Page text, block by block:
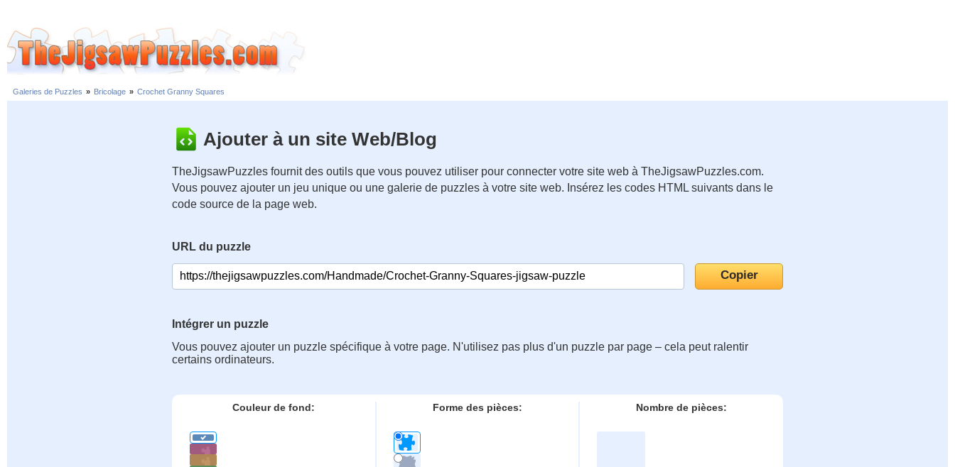
Galeries de Puzzles » Bricolage » Crochet Granny Squares
Ajouter à un site Web/Blog
TheJigsawPuzzles fournit des outils que vous pouvez utiliser pour connecter votre site web à TheJigsawPuzzles.com.
Vous pouvez ajouter un jeu unique ou une galerie de puzzles à votre site web. Insérez les codes HTML suivants dans le
code source de la page web.
URL du puzzle
Intégrer un puzzle
Vous pouvez ajouter un puzzle spécifique à votre page. N'utilisez pas plus d'un puzzle par page – cela peut ralentir
certains ordinateurs.
Couleur de fond: Forme des pièces: Nombre de pièces: